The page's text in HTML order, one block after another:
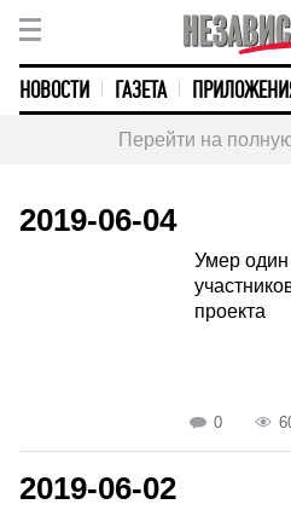
НОВОСТИ ГАЗЕТА
Перейти на
2019-06-04
Умер один
проекта
0
2019-06-02